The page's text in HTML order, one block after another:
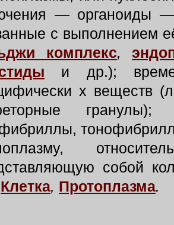
— органоиды —
с выполнением
комплекс,
и др.);
х веществ
собой
Клетка, Протоплазма.